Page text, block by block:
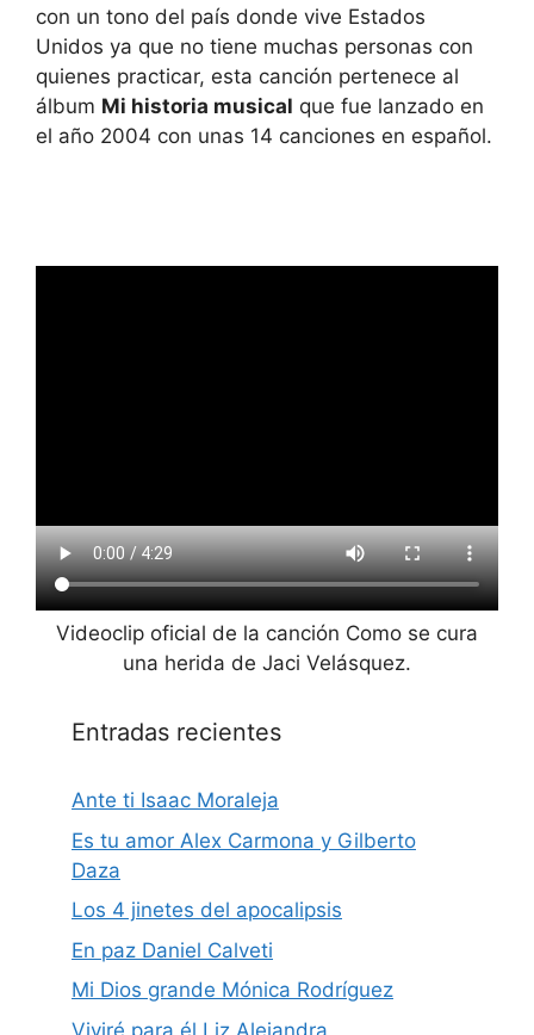
con un tono del país donde vive Estados
Unidos ya que no tiene muchas personas con
quienes practicar, esta canción pertenece al
álbum Mi historia musical que fue lanzado en
el año 2004 con unas 14 canciones en español.
Videoclip oficial de la canción Como se cura
una herida de Jaci Velásquez.
Entradas recientes
Ante ti Isaac Moraleja
Es tu amor Alex Carmona y Gilberto
Daza
Los 4 jinetes del apocalipsis
En paz Daniel Calveti
Mi Dios grande Mónica Rodríguez
Viviré para él Liz Alejandra